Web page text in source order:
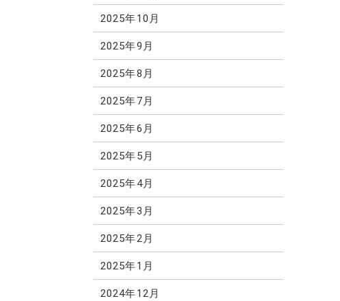
2025年10月
2025年9月
2025年8月
2025年7月
2025年6月
2025年5月
2025年4月
2025年3月
2025年2月
2025年1月
2024年12月